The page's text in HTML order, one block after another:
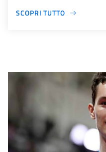
SCOPRI TUTTO